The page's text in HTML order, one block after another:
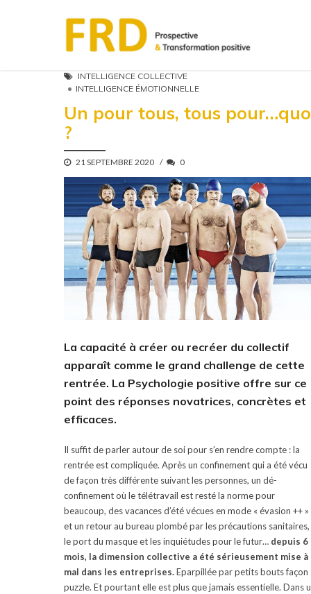
INTELLIGENCE COLLECTIVE
INTELLIGENCE ÉMOTIONNELLE
Un pour tous, tous
?
21 SEPTEMBRE 2020 0
La capacité à créer ou recréer du collectif
apparaît comme le grand challenge de cette
rentrée. La Psychologie positive offre sur ce
point des réponses novatrices, concrètes et
efficaces.
Il suffit de parler autour de soi pour s’en rendre compte : la
rentrée est compliquée. Après un confinement qui a été vécu
de façon très différente suivant les personnes, un dé-
confinement où le télétravail est resté la norme pour
beaucoup, des vacances d’été vécues en mode « évasion ++ »
et un retour au bureau plombé par les précautions sanitaires,
le port du masque et les inquiétudes pour le futur… depuis 6
mois, la dimension collective a été sérieusement mise à
mal dans les entreprises.Eparpillée par petits bouts façon
puzzle. Et pourtant elle est plus que jamais essentielle. Dans